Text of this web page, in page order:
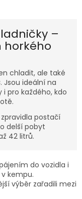
–
horkého
chladit, ale také
. Jsou ideální na
pro každého, kdo
postačí
delší pobyt
42 litrů.
do vozidla i
kempu.
výběr zařadili mezi